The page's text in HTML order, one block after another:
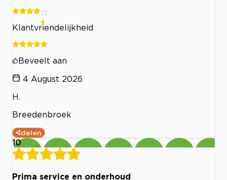
Klantvriendelijkheid
Beveelt aan
4 August 2026
H.
Breedenbroek
delen
10
Prima service en onderhoud